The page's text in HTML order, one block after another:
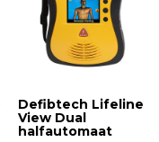
Defibtech Lifeline
View Dual
halfautomaat